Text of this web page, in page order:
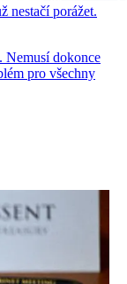
nestačí porážet.
Nemusí dokonce
pro všechny